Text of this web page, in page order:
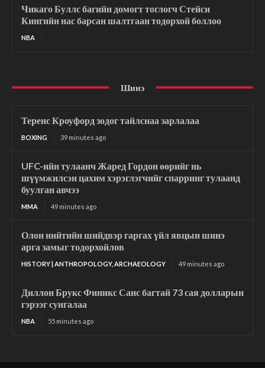
Чикаго Буллс багийн домогт тоглогч Стейси
Кингийн нас барсан шалтгаан тодорхой боллоо
NBA
Шинэ
Теренс Кроуфорд зодог тайлснаа зарлалаа
BOXING 39 minutes ago
UFC-ийн тулаанч Жаред Гордон өөрийг нь
шүүмжилсэн цахим хэрэглэгчийг спарринг тулаанд
буулган авчээ
MMA 49 minutes ago
Олон нийтийн шийдвэр гаргах үйл явцын шинэ
арга замыг тодорхойлов
HISTORY | ANTHROPOLOGY, ARCHAEOLOGY 49 minutes ago
Диллон Брукс Финикс Санс багтай 73 сая долларын
гэрээг сунгалаа
NBA 55 minutes ago